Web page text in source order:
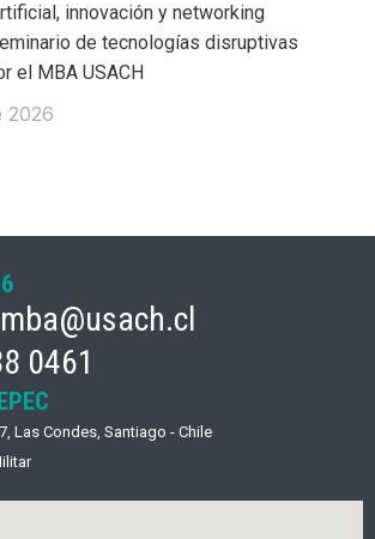
innovación y networking
de tecnologías disruptivas
el MBA USACH
2026
0461
Las Condes, Santiago - Chile